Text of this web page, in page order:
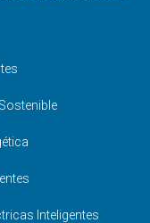
Inteligentes